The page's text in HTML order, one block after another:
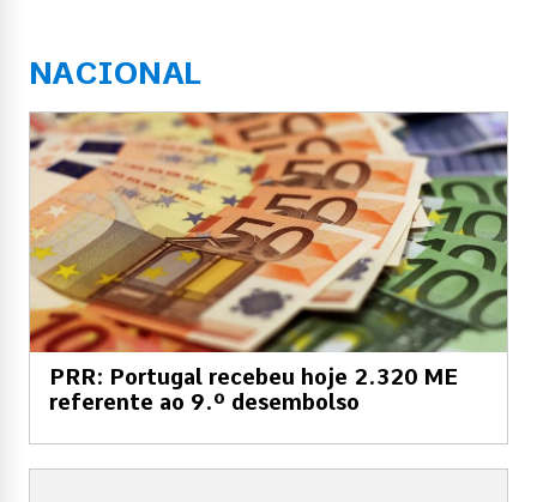
NACIONAL
PRR: Portugal recebeu hoje 2.320 ME
referente ao 9.º desembolso